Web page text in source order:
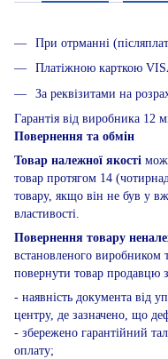
При отрманні
Платіжною карткою
За реквізитами на
Гарантія від виробника 12
Повернення та обмін
Товар належної якості
товар протягом 14
товару, якщо він не був у
властивості.
Повернення товару
встановленого виробником
повернути товар продавцю
- наявність документа від
центру, де зазначено, що
- збережено гарантійний
оплату;